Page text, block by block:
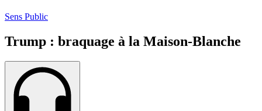
Sens Public
Trump : braquage à la Maison-Blanche